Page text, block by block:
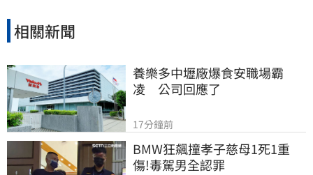
相關新聞
養樂多中壢廠爆食安職場霸
凌　公司回應了
17分鐘前
BMW狂飆撞孝子慈母1死1重
傷!毒駕男全認罪